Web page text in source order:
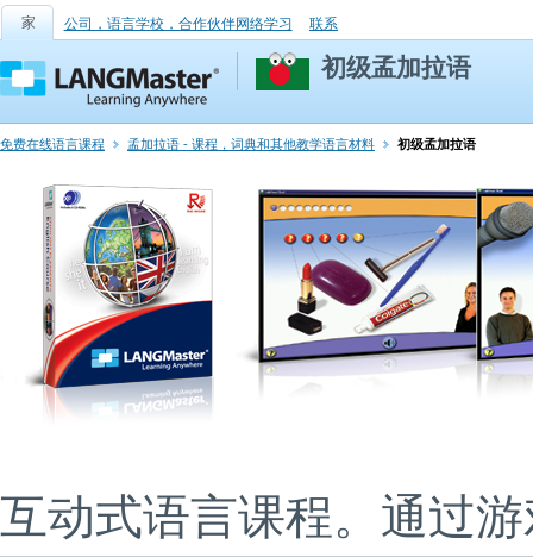
家 公司，语言学校，合作伙伴网络学习 联系
初级孟加拉语
免费在线语言课程 孟加拉语 - 课程，词典和其他教学语言材料 初级孟加拉语
互动式语言课程。通过